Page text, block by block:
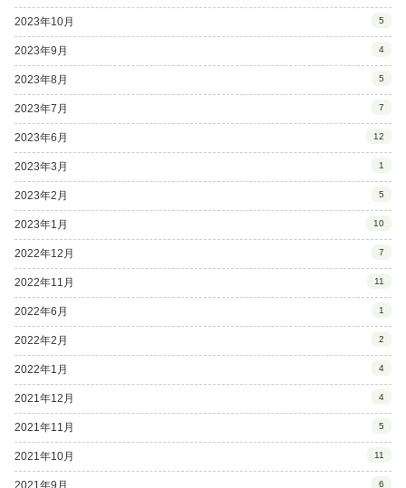
2023年10月 5
2023年9月 4
2023年8月 5
2023年7月 7
2023年6月 12
2023年3月 1
2023年2月 5
2023年1月 10
2022年12月 7
2022年11月 11
2022年6月 1
2022年2月 2
2022年1月 4
2021年12月 4
2021年11月 5
2021年10月 11
2021年9月 6